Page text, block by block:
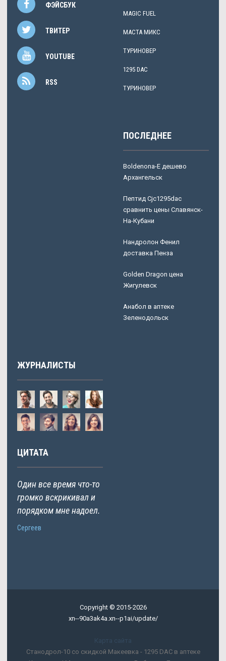
ФЭЙСБУК
ТВИТЕР
YOUTUBE
RSS
MAGIC FUEL
МАСТА МИКС
ТУРИНОВЕР
1295 DAC
ТУРИНОВЕР
ПОСЛЕДНЕЕ
Boldenona-E дешево
Архангельск
Пептид Cjc1295dac
сравнить цены Славянск-
На-Кубани
Нандролон Фенил
доставка Пенза
Golden Dragon цена
Жигулевск
Анабол в аптеке
Зеленодольск
ЖУРНАЛИСТЫ
ЦИТАТА
Один все время что-то
громко вскрикивал и
порядком мне надоел.
Сергеев
Copyright © 2015-2026
xn--90a3ak4a.xn--p1ai/update/
Карта сайта
Станодрол-10 со скидкой Макеевка - 1295 DAC в аптеке